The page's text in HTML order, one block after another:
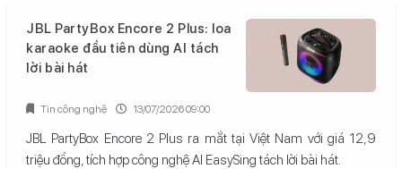
JBL PartyBox Encore 2 Plus: loa
karaoke đầu tiên dùng AI tách
lời bài hát
JBL PartyBox Encore 2 Plus ra mắt tại Việt Nam với giá 12,9
triệu đồng, tích hợp công nghệ AI EasySing tách lời bài hát.
Tin công nghệ 13/07/2026 09:00